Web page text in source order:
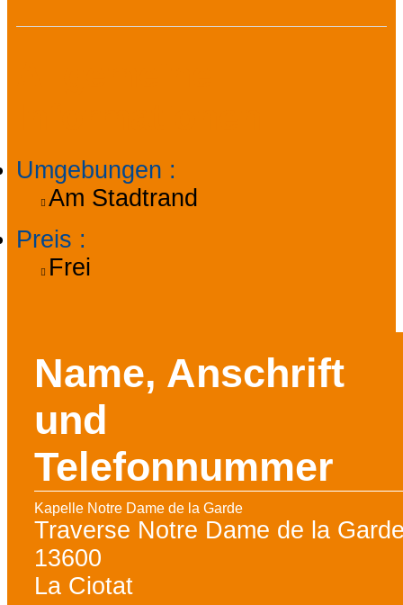
Umgebungen :
Am Stadtrand
Preis :
Frei
Name, Anschrift
und
Telefonnummer
Kapelle Notre Dame de la Garde
Traverse Notre Dame de la
13600
La Ciotat